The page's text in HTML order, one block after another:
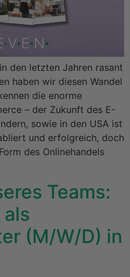
den letzten Jahren rasant
haben wir diesen Wandel
die enorme
– der Zukunft des E-
sowie in den USA ist
und erfolgreich, doch
des Onlinehandels
Teams:
(M/W/D) in